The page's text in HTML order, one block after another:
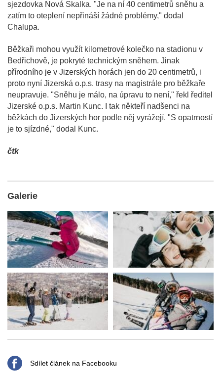
sjezdovka Nová Skalka. "Je na ní 40 centimetrů sněhu a
zatím to oteplení nepřináší žádné problémy," dodal
Chalupa.
Běžkaři mohou využít kilometrové kolečko na stadionu v
Bedřichově, je pokryté technickým sněhem. Jinak
přírodního je v Jizerských horách jen do 20 centimetrů, i
proto nyní Jizerská o.p.s. trasy na magistrále pro běžkaře
neupravuje. "Sněhu je málo, na úpravu to není," řekl ředitel
Jizerské o.p.s. Martin Kunc. I tak někteří nadšenci na
běžkách do Jizerských hor podle něj vyrážejí. "S opatrností
je to sjízdné," dodal Kunc.
čtk
Galerie
Sdílet článek na Facebooku